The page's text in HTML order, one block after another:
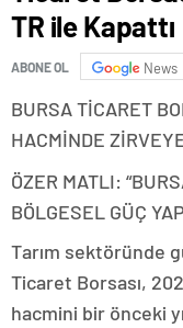
TR ile Kapattı
ABONE OL News
BURSA TİCARET
HACMİNDE
ÖZER MATLI:
BÖLGESEL GÜÇ
Tarım sektöründe
Ticaret Borsası,
hacmini bir önceki